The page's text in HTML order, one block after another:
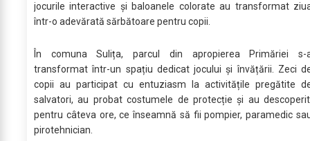
jocurile interactive și baloanele colorate au transformat
într-o adevărată sărbătoare pentru copii.
În comuna Sulița, parcul din apropierea Primăriei s-
transformat într-un spațiu dedicat jocului și învățării. Zeci
copii au participat cu entuziasm la activitățile pregătite
salvatori, au probat costumele de protecție și au
pentru câteva ore, ce înseamnă să fii pompier, paramedic
pirotehnician.